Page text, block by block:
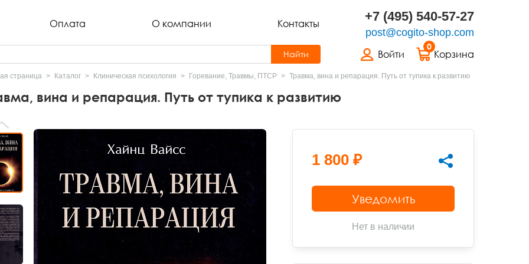
Оплата О компании Контакты +7 (495) 540-57-27
post@cogito-shop.com
Войти
0
Корзина
Найти
страница Каталог Клиническая психология Горевание, Травмы, ПТСР Травма, вина и репарация. Путь от тупика к развитию
вина и репарация. Путь от тупика к развитию
1 800 ₽
Уведомить
Нет в наличии